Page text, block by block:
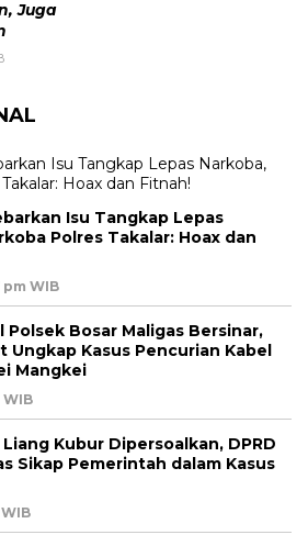
Juga
Isu Tangkap Lepas
Polres Takalar: Hoax dan
WIB
Bosar Maligas Bersinar,
Ungkap Kasus Pencurian Kabel
Mangkei
WIB
Kubur Dipersoalkan, DPRD
Sikap Pemerintah dalam Kasus